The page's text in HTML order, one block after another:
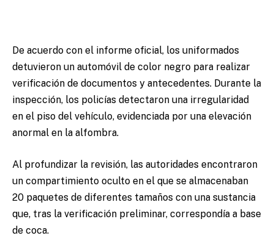
De acuerdo con el informe oficial, los uniformados
detuvieron un automóvil de color negro para realizar
verificación de documentos y antecedentes. Durante la
inspección, los policías detectaron una irregularidad
en el piso del vehículo, evidenciada por una elevación
anormal en la alfombra.
Al profundizar la revisión, las autoridades encontraron
un compartimiento oculto en el que se almacenaban
20 paquetes de diferentes tamaños con una sustancia
que, tras la verificación preliminar, correspondía a base
de coca.